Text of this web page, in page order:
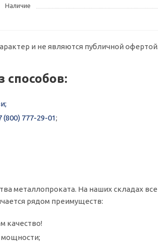
Наличие
и не являются публичной офертой.
способов:
(800) 777-29-01;
металлопроката. На наших складах
рядом преимуществ:
качество!